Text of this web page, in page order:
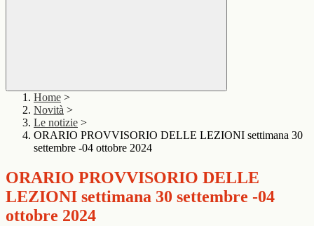
Home >
Novità >
Le notizie >
ORARIO PROVVISORIO DELLE LEZIONI settimana 30
settembre -04 ottobre 2024
ORARIO PROVVISORIO DELLE
LEZIONI settimana 30 settembre -04
ottobre 2024